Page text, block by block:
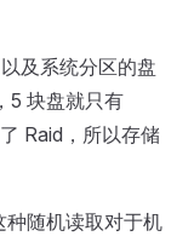
及系统分区的盘
5 块盘就只有
Raid，所以存储
随机读取对于机